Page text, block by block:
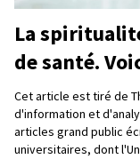
La
de santé.
Cet article est tiré de
d'information et
articles grand public
universitaires, dont